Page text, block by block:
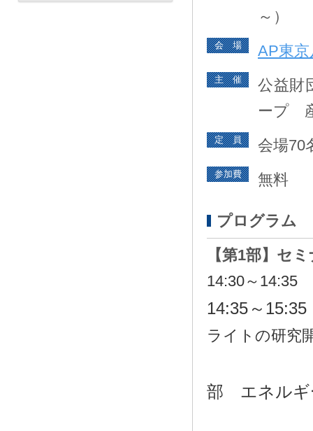
～）
会 場 AP東
主 催
公益財
ープ
定 員 会場70
参加費 無料
プログラム
【第1部】セ
14:30～
14:35～
ライトの研究
部 エネルギ